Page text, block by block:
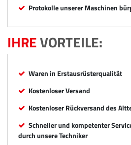
Protokolle unserer Maschinen
IHREVORTEILE:
Waren in Erstausrüsterqualität
Kostenloser Versand
Kostenloser Rückversand des
Schneller und kompetenter
durch unsere Techniker